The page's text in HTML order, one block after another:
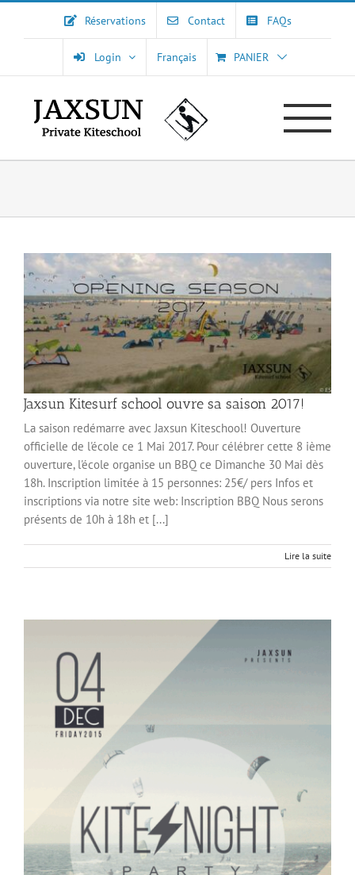
Réservations Contact FAQs
Login Français PANIER
Jaxsun Kitesurf school ouvre sa saison 2017!
La saison redémarre avec Jaxsun Kiteschool! Ouverture
officielle de l'école ce 1 Mai 2017. Pour célébrer cette 8 ième
ouverture, l'école organise un BBQ ce Dimanche 30 Mai dès
18h. Inscription limitée à 15 personnes: 25€/ pers Infos et
inscriptions via notre site web: Inscription BBQ Nous serons
présents de 10h à 18h et [...]
Lire la suite